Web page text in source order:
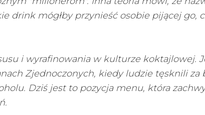
drink mógłby przynieść osobie pijącej go,
i wyrafinowania w kulturze koktajlowej.
Zjednoczonych, kiedy ludzie tęsknili
Dziś jest to pozycja menu, która